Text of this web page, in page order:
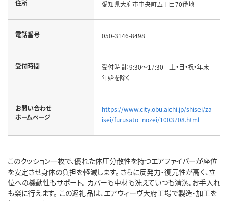
住所 愛知県大府市中央町五丁目70番地
電話番号 050-3146-8498
受付時間
受付時間：9:30～17:30 土・日・祝・年末
年始を除く
お問い合わせ
ホームページ
https://www.city.obu.aichi.jp/shisei/za
isei/furusato_nozei/1003708.html
このクッション一枚で、優れた体圧分散性を持つエアファイバーが座位
を安定させ身体の負担を軽減します。 さらに反発力・復元性が高く、立
位への機動性もサポート。 カバーも中材も洗えていつも清潔。お手入れ
も楽に行えます。 この返礼品は、エアウィーヴ大府工場で製造・加工を